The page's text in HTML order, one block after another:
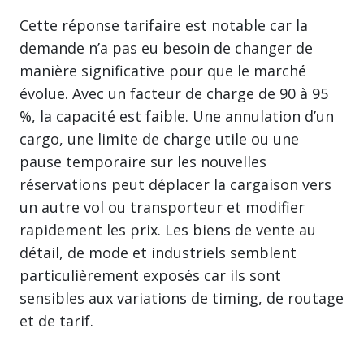
Cette réponse tarifaire est notable car la
demande n’a pas eu besoin de changer de
manière significative pour que le marché
évolue. Avec un facteur de charge de 90 à 95
%, la capacité est faible. Une annulation d’un
cargo, une limite de charge utile ou une
pause temporaire sur les nouvelles
réservations peut déplacer la cargaison vers
un autre vol ou transporteur et modifier
rapidement les prix. Les biens de vente au
détail, de mode et industriels semblent
particulièrement exposés car ils sont
sensibles aux variations de timing, de routage
et de tarif.